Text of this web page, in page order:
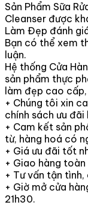
Sản Phẩm Sữa
Cleanser được
Làm Đẹp đánh
Bạn có thể xem
luận.
Hệ thống Cửa
sản phẩm thực
làm đẹp cao
+ Chúng tôi xin
chính sách ưu
+ Cam kết sản
từ, hàng hoá có
+ Giá ưu đãi tốt
+ Giao hàng
+ Tư vấn tận
+ Giờ mở cửa
21h30.